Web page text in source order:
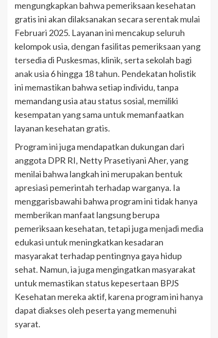
mengungkapkan bahwa pemeriksaan kesehatan
gratis ini akan dilaksanakan secara serentak mulai
Februari 2025. Layanan ini mencakup seluruh
kelompok usia, dengan fasilitas pemeriksaan yang
tersedia di Puskesmas, klinik, serta sekolah bagi
anak usia 6 hingga 18 tahun. Pendekatan holistik
ini memastikan bahwa setiap individu, tanpa
memandang usia atau status sosial, memiliki
kesempatan yang sama untuk memanfaatkan
layanan kesehatan gratis.
Program ini juga mendapatkan dukungan dari
anggota DPR RI, Netty Prasetiyani Aher, yang
menilai bahwa langkah ini merupakan bentuk
apresiasi pemerintah terhadap warganya. Ia
menggarisbawahi bahwa program ini tidak hanya
memberikan manfaat langsung berupa
pemeriksaan kesehatan, tetapi juga menjadi media
edukasi untuk meningkatkan kesadaran
masyarakat terhadap pentingnya gaya hidup
sehat. Namun, ia juga mengingatkan masyarakat
untuk memastikan status kepesertaan BPJS
Kesehatan mereka aktif, karena program ini hanya
dapat diakses oleh peserta yang memenuhi
syarat.